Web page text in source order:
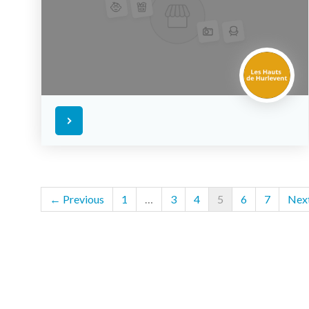
← Previous 1 … 3 4 5 6 7